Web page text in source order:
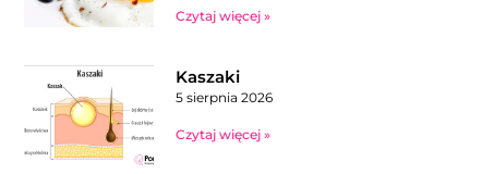
Czytaj więcej »
Kaszaki
5 sierpnia 2026
Czytaj więcej »